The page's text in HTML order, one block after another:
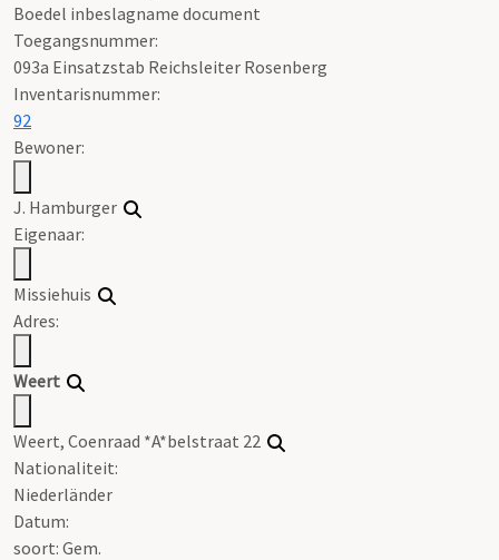
Boedel inbeslagname document
Toegangsnummer:
093a Einsatzstab Reichsleiter Rosenberg
Inventarisnummer:
92
Bewoner:
J. Hamburger
Eigenaar:
Missiehuis
Adres:
Weert
Weert, Coenraad *A*belstraat 22
Nationaliteit:
Niederländer
Datum:
soort: Gem.